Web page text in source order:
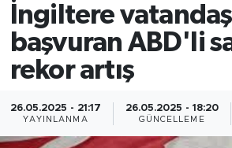
İngiltere
başvuran ABD'li
rekor artış
26.05.2025 - 21:17
YAYINLANMA
26.05.2025 - 18:20
GÜNCELLEME
Dünya
Politika